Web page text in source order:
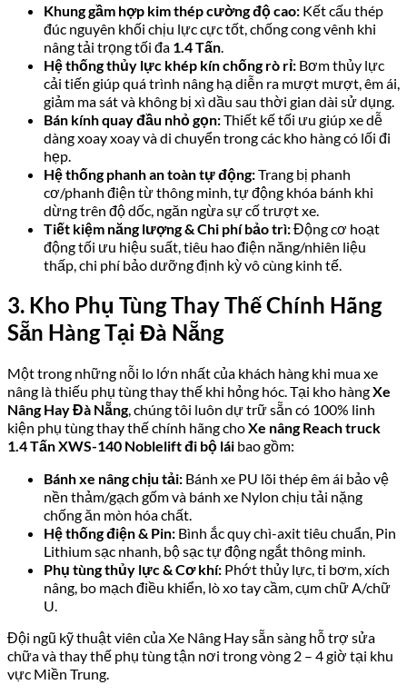
Khung gầm hợp kim thép cường độ cao: Kết cấu thép
đúc nguyên khối chịu lực cực tốt, chống cong vênh khi
nâng tải trọng tối đa 1.4 Tấn
Hệ thống thủy lực khép kín chống rò rỉ: Bơm thủy lực
cải tiến giúp quá trình nâng hạ diễn ra mượt mượt, êm ái,
giảm ma sát và không bị xì dầu sau thời gian dài sử dụng.
Bán kính quay đầu nhỏ gọn:Thiết kế tối ưu giúp xe dễ
dàng xoay xoay và di chuyển trong các kho hàng có lối đi
hẹp.
Hệ thống phanh an toàn tự động:Trang bị phanh
cơ/phanh điện từ thông minh, tự động khóa bánh khi
dừng trên độ dốc, ngăn ngừa sự cố trượt xe.
Tiết kiệm năng lượng & Chi phí bảo trì:Động cơ hoạt
động tối ưu hiệu suất, tiêu hao điện năng/nhiên liệu
thấp, chi phí bảo dưỡng định kỳ vô cùng kinh tế.
3. Kho Phụ Tùng Thay Thế Chính Hãng
Sẵn Hàng Tại Đà Nẵng
Một trong những nỗi lo lớn nhất của khách hàng khi mua xe
nâng là thiếu phụ tùng thay thế khi hỏng hóc. Tại kho hàngXe
Nâng Hay Đà Nẵng, chúng tôi luôn dự trữ sẵn có 100% linh
kiện phụ tùng thay thế chính hãng choXe nâng Reach truck
1.4 Tấn XWS-140 Noblelift đi bộ lái bao gồm:
Bánh xe nâng chịu tải: Bánh xe PU lõi thép êm ái bảo vệ
nền thảm/gạch gốm và bánh xe Nylon chịu tải nặng
chống ăn mòn hóa chất.
Hệ thống điện & Pin: Bình ắc quy chì-axit tiêu chuẩn, Pin
Lithium sạc nhanh, bộ sạc tự động ngắt thông minh.
Phụ tùng thủy lực & Cơ khí: Phớt thủy lực, ti bơm, xích
nâng, bo mạch điều khiển, lò xo tay cầm, cụm chữ A/chữ
U.
Đội ngũ kỹ thuật viên của Xe Nâng Hay sẵn sàng hỗ trợ sửa
chữa và thay thế phụ tùng tận nơi trong vòng 2 – 4 giờ tại khu
vực Miền Trung.